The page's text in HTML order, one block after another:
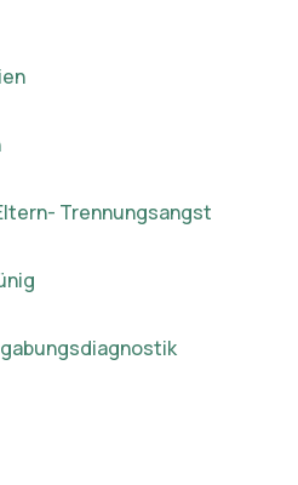
Trennungsangst